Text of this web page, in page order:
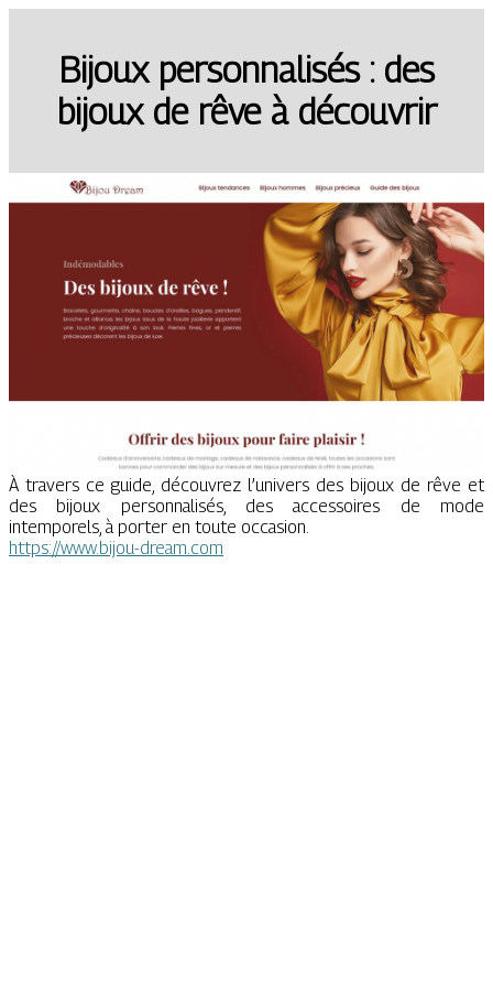
Bijoux personnalisés : des
bijoux de rêve à découvrir
À travers ce guide, découvrez l’univers des bijoux de rêve et
des bijoux personnalisés, des accessoires de mode
intemporels, à porter en toute occasion.
https://www.bijou-dream.com